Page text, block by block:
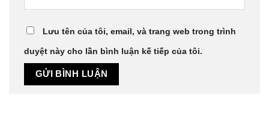
Lưu tên của tôi, email, và trang web trong trình
duyệt này cho lần bình luận kế tiếp của tôi.